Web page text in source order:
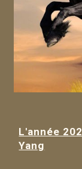
L'année 202
Yang